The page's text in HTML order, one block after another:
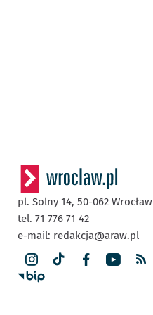
pl. Solny 14, 50-062 Wrocław
tel. 71 776 71 42
e-mail: redakcja@araw.pl